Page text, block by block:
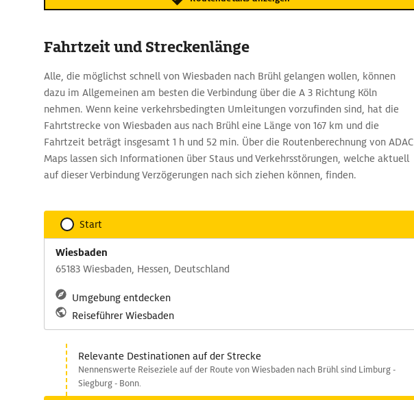
Fahrtzeit und Streckenlänge
Alle, die möglichst schnell von Wiesbaden nach Brühl gelangen wollen, können
dazu im Allgemeinen am besten die Verbindung über die A 3 Richtung Köln
nehmen. Wenn keine verkehrsbedingten Umleitungen vorzufinden sind, hat die
Fahrtstrecke von Wiesbaden aus nach Brühl eine Länge von 167 km und die
Fahrtzeit beträgt insgesamt 1 h und 52 min. Über die Routenberechnung von ADAC
Maps lassen sich Informationen über Staus und Verkehrsstörungen, welche aktuell
auf dieser Verbindung Verzögerungen nach sich ziehen können, finden.
Start
Wiesbaden
65183 Wiesbaden, Hessen, Deutschland
Umgebung entdecken
Reiseführer Wiesbaden
Relevante Destinationen auf der Strecke
Nennenswerte Reiseziele auf der Route von Wiesbaden nach Brühl sind Limburg -
Siegburg - Bonn.